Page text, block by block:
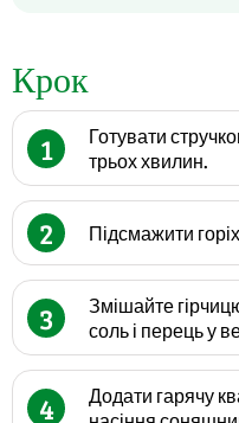
Крок
1
Готувати
трьох хвилин.
2 Підсмажити
3
Змішайте
соль і перець у
4
Додати гарячу